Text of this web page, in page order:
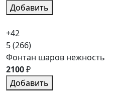
Добавить
+42
5(266)
Фонтан шаров нежность
2100₽
Добавить